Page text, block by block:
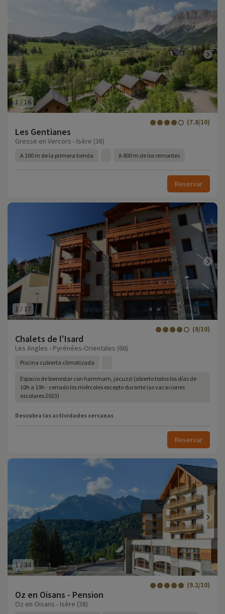
1 /16
Les Gentianes
(7.8/10)
Gresse en Vercors - Isère (38)
A 100 m de la primera tienda A 800 m de los remontes
Reservar
1 / 17
Chalets de l'Isard
(8/10)
Les Angles - Pyrénées-Orientales (66)
Piscina cubierta climatizada
Espacio de bienestar con hammam, jacuzzi (abierto todos los días de
10h a 19h - cerrado los miércoles excepto durante las vacaciones
escolares 2023)
Descubra las actividades cercanas
Reservar
1/34
Oz en Oisans - Pension
(9.2/10)
Oz en Oisans - Isère (38)